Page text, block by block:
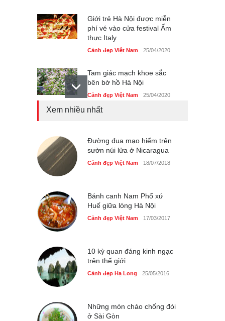
Giới trẻ Hà Nội được miễn
phí vé vào cửa festival Ẩm
thực Italy
Cảnh đẹp Việt Nam 25/04/2020
Tam giác mạch khoe sắc
bên bờ hồ Hà Nội
Cảnh đẹp Việt Nam 25/04/2020
Cảnh đẹp Việt Nam 24/04/2020
Những món ăn đồng quê
Xem nhiều nhất
Đường đua mạo hiểm trên
sườn núi lửa ở Nicaragua
Cảnh đẹp Việt Nam 18/07/2018
Bánh canh Nam Phổ xứ
Huế giữa lòng Hà Nội
Cảnh đẹp Việt Nam 17/03/2017
10 kỳ quan đáng kinh ngạc
trên thế giới
Cảnh đẹp Hạ Long 25/05/2016
Những món cháo chống đói
ở Sài Gòn